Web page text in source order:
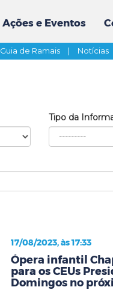
Ações e Eventos
Guia de Ramais | Notícias
Tipo da
17/08/2023, às 17:33
Ópera infantil
para os CEUs
Domingos no